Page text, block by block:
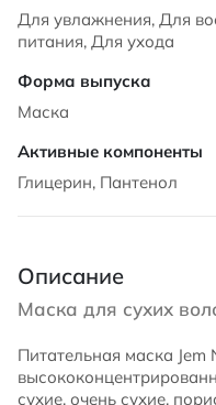
Для увлажнения, Для
питания, Для ухода
Маска
Глицерин, Пантенол
Описание
Маска для сухих
Питательная маска
сухие, очень сухие,